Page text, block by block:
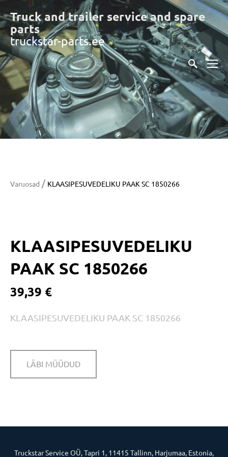
Truck and trailer service and spare
parts
truckstar-parts.ee
Varuosad / KLAASIPESUVEDELIKU PAAK SC 1850266
KLAASIPESUVEDELIKU
PAAK SC 1850266
39,39 €
KLAASIPESUVEDELIKU PAAK SC 1850266
LÄBI MÜÜDUD
Truckstar Service OÜ, Tapri 1, 11415 Tallinn, Harjumaa, Estonia,